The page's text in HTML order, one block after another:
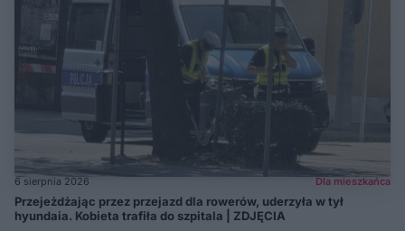
6 sierpnia 2026 Dla mieszkańca
Przejeżdżając przez przejazd dla rowerów, uderzyła w tył
hyundaia. Kobieta trafiła do szpitala | ZDJĘCIA